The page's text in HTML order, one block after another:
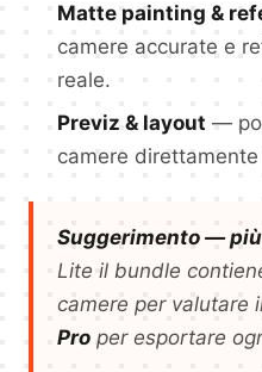
Matte painting &
camere accurate e
reale.
Previz & layout —
camere
Suggerimento —
Lite il bundle
camere per valutare
Pro per esportare